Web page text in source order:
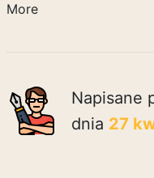
More
Napisane
dnia 27